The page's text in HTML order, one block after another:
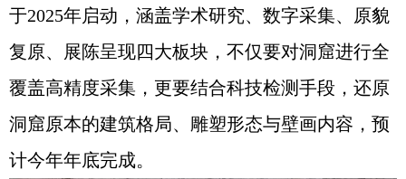
于2025年启动，涵盖学术研究、数字采集、原貌
复原、展陈呈现四大板块，不仅要对洞窟进行全
覆盖高精度采集，更要结合科技检测手段，还原
洞窟原本的建筑格局、雕塑形态与壁画内容，预
计今年年底完成。